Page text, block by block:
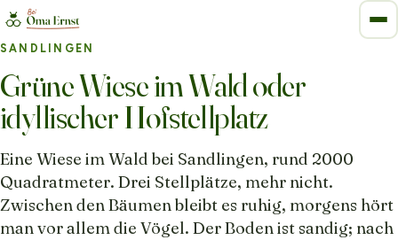
SANDLINGEN
Grüne Wiese im Wald oder
idyllischer Hofstellplatz
Eine Wiese im Wald bei Sandlingen, rund 2000
Quadratmeter. Drei Stellplätze, mehr nicht.
Zwischen den Bäumen bleibt es ruhig, morgens hört
man vor allem die Vögel. Der Boden ist sandig; nach